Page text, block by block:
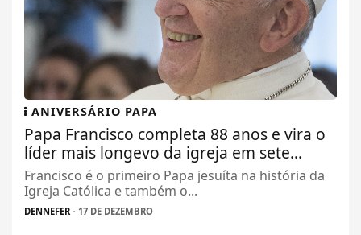
ANIVERSÁRIO PAPA
Papa Francisco completa 88 anos e vira o
líder mais longevo da igreja em sete...
Francisco é o primeiro Papa jesuíta na história da
Igreja Católica e também o...
DENNEFER - 17 DE DEZEMBRO